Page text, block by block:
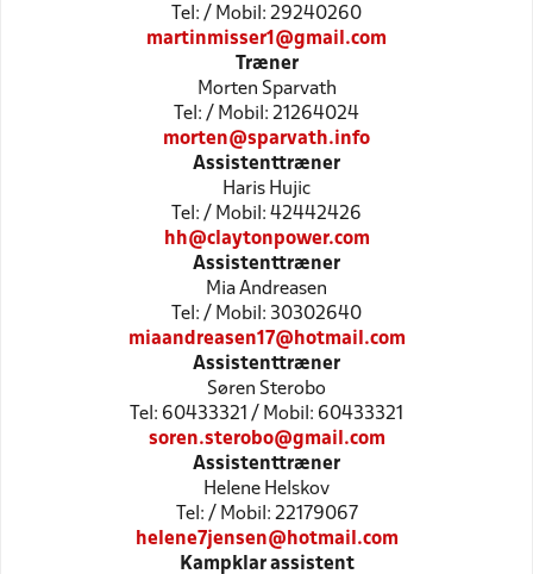
Tel: / Mobil: 29240260
martinmisser1@gmail.com
Træner
Morten Sparvath
Tel: / Mobil: 21264024
morten@sparvath.info
Assistenttræner
Haris Hujic
Tel: / Mobil: 42442426
hh@claytonpower.com
Assistenttræner
Mia Andreasen
Tel: / Mobil: 30302640
miaandreasen17@hotmail.com
Assistenttræner
Søren Sterobo
Tel: 60433321 / Mobil: 60433321
soren.sterobo@gmail.com
Assistenttræner
Helene Helskov
Tel: / Mobil: 22179067
helene7jensen@hotmail.com
Kampklar assistent